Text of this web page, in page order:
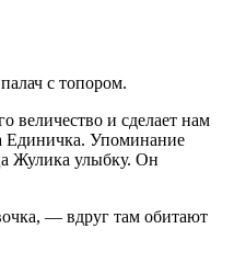
с топором.
величество и сделает нам
Единичка. Упоминание
Жулика улыбку. Он
— вдруг там обитают